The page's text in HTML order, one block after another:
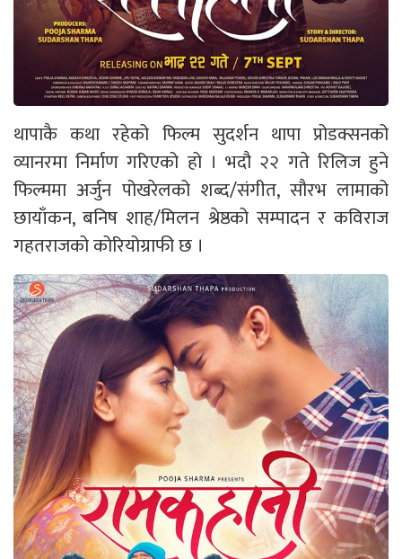
थापाकै कथा रहेको फिल्म सुदर्शन थापा प्रोडक्सनको
व्यानरमा निर्माण गरिएको हो । भदौ २२ गते रिलिज हुने
फिल्ममा अर्जुन पोखरेलको शब्द/संगीत, सौरभ लामाको
छायाँकन, बनिष शाह/मिलन श्रेष्ठको सम्पादन र कविराज
गहतराजको कोरियोग्राफी छ ।